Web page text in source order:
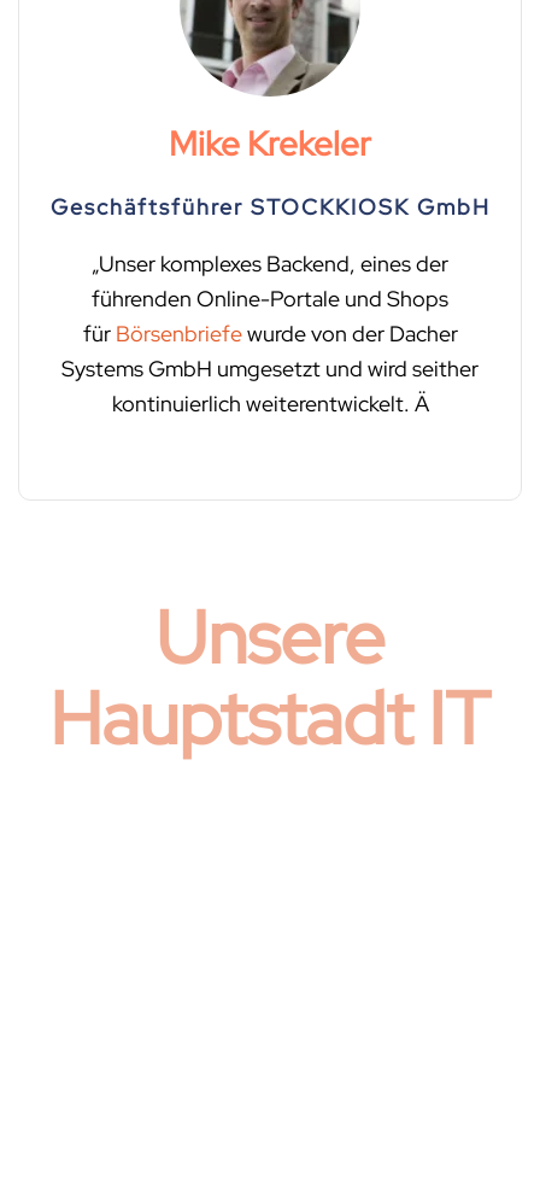
Mike Krekeler
Geschäftsführer STOCKKIOSK GmbH
„Unser komplexes Backend, eines der
führenden Online-Portale und Shops
für Börsenbriefewurde von der Dacher
Systems GmbH umgesetzt und wird seither
kontinuierlich weiterentwickelt. Ä
Unsere
Hauptstadt IT